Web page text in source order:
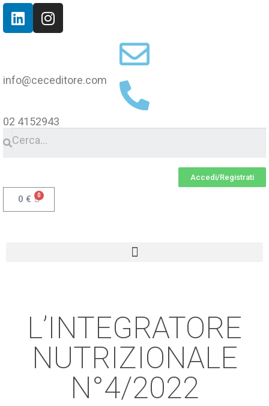
info@ceceditore.com
02 4152943
Accedi/Registrati
0 €
L’INTEGRATORE
NUTRIZIONALE
N°4/2022